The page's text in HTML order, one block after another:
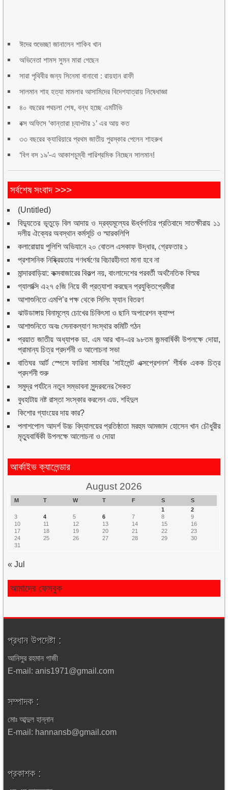
ঈদের শুভেচ্ছা জানালেন শাকিব খান
অভিনেতা শামস সুমন মারা গেছেন
সারা পৃথিবীর জন্য সিনেমা বানাবো : রায়হান রাফী
সালমান শাহ হত্যা মামলার আসামিদের বিদেশযাত্রায় নিষেধাজ্ঞা
৪০ বছরের পথচলা শেষ, বন্ধ হচ্ছে এমটিভি
বক্স অফিসে ‘কান্তারা চ্যাপ্টার ১’ এর আয় কত
৩৩ বছরের ক্যারিয়ারে প্রথম জাতীয় পুরস্কার পেলেন শাহরুখ
‘বিগ বস ১৯’-এ আকাশচুম্বী পারিশ্রমিক নিচ্ছেন সালমান!
সর্বশেষ সংবাদ >>>
(Untitled)
বিদ্যুতের ভূতুড়ে বিল আদায় ও দ্রব্যমূল্যের ঊর্ধ্বগতির প্রতিবাদে সাতক্ষীরায় ১১
দলীয় ঐক্যের অবস্থান কর্মসূচি ও স্মারকলিপি
কলারোয়ায় পুলিশি অভিযানে ২০ বোতল এসকাফ উদ্ধার, গ্রেফতার ১
প্রশাসনিক নিষ্ক্রিয়তায় গণধর্ষণের বিচারহীনতা মানা হবে না
মান্দারবাড়িয়া: কক্সবাজারের বিকল্প নয়, বাংলাদেশের পরবর্তী অর্থনৈতিক বিস্ময়
গ্যালাক্সি এ২৭ ৫জি নিয়ে কী প্রত্যাশা করছেন প্রযুক্তিপ্রেমীরা
আশাশুনিতে এমপি’র পক্ষ থেকে সিলিং ফ্যান বিতরণ
ঝাউডাঙ্গায় বিনামূল্যে চোখের চিকিৎসা ও ছানি অপারেশন ক্যাম্প
আশাশুনিতে অবঃ সেনাকল্যাণ সংস্থার কমিটি গঠন
প্রয়াত জাতীয় অধ্যাপক ডা. এম আর খান-এর ৯৮তম জন্মবার্ষিকী উপলক্ষে দোয়া,
প্রামান্য চিত্র প্রদর্শনী ও আলোচনা সভা
বাতিঘর আর্ট স্পেসে ফারিনা সামহির ‘সাইলেন্ট এক্সপ্রেশনস’ শীর্ষক একক চিত্র
প্রদর্শনী শুরু
সমুদ্র পর্যটনে নতুন সম্ভাবনা সুন্দরবনের সৈকত
বুধহাটায় নষ্ট রাস্তা সংস্কার করলেন এড. শহিদুল
কিশোর গ্যাংয়ের দায় কার?
পলাশপোল আদর্শ উচ্চ বিদ্যালয়ের প্রতিষ্ঠাতা মরহুম আমজাদ হোসেন খান চৌধুরীর
মৃত্যুবার্ষিকী উপলক্ষে আলোচনা ও দোয়া
আর্কাইভ ক্যালেন্ডার
August 2026
M T W T F S
S
1
2
3
4 5 6 7 8
9
10
11 12 13 14 15
16
17
18 19 20 21 22
23
24
25 26 27 28 29
30
31
« Jul
আমাদের ফেসবুক
প্রধান উপদেষ্টা :
আনিসুর রহমান গাজী
E-mail: anis1971@gmail.com
সম্পাদক :
মোঃ আব্দুল হান্নান
E-mail: hannansb@gmail.com
প্রকাশক :